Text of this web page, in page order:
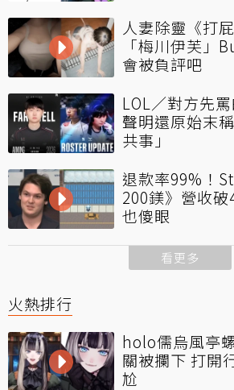
人妻除靈《打
「梅川伊芙」
會被負評吧
LOL／對方先
聲明還原始末
共事」
退款率99%！
200鎂》營收
也傻眼
看更多
火熱排行
holo儒烏風亭
關被攔下 打開
尬